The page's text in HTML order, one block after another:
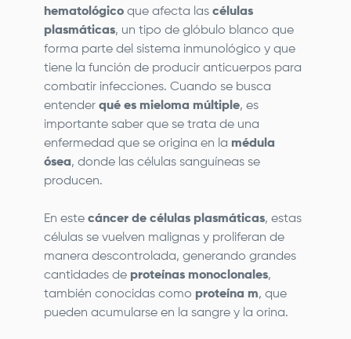
hematológico que afecta las células
plasmáticas, un tipo de glóbulo blanco que
forma parte del sistema inmunológico y que
tiene la función de producir anticuerpos para
combatir infecciones. Cuando se busca
entender qué es mieloma múltiple, es
importante saber que se trata de una
enfermedad que se origina en la médula
ósea, donde las células sanguíneas se
producen.
En este cáncer de células plasmáticas, estas
células se vuelven malignas y proliferan de
manera descontrolada, generando grandes
cantidades de proteínas monoclonales,
también conocidas como proteína m, que
pueden acumularse en la sangre y la orina.